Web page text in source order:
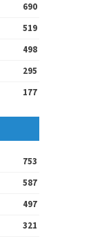
690
519
498
295
177
753
587
497
321